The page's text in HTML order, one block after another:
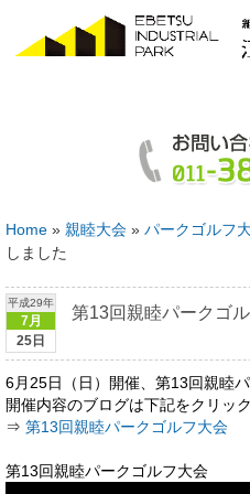
Home » 親睦大会 » パークゴルフ
しました
平成29年
7月
25日
第13回親睦パークゴ
6月25日（日）開催、第13回親睦
開催内容のブログは下記をクリッ
⇒ 第13回親睦パークゴルフ大会
第13回親睦パークゴルフ大会